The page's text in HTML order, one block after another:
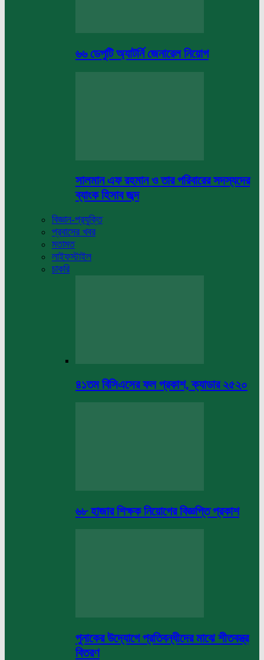
৬৬ ডেপুটি অ্যাটর্নি জেনারেল নিয়োগ
সালমান এফ রহমান ও তার পরিবারের সদস্যদের
ব্যাংক হিসাব জব্দ
বিজ্ঞান-প্রযুক্তি
প্রবাসের খবর
মতামত
লাইফস্টাইল
চাকরি
৪১তম বিসিএসের ফল প্রকাশ, ক্যাডার ২৫২০
৬৮ হাজার শিক্ষক নিয়োগের বিজ্ঞপ্তি প্রকাশ
পুনাকের উদ্যোগে প্রতিবন্ধীদের মাঝে শীতবস্ত্র
বিতরণ